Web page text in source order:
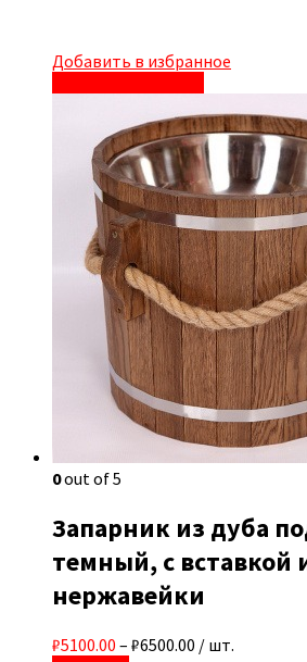
Добавить в избранное
0out of 5
Запарник из дуба
темный, с вставкой
нержавейки
₽5100.00 – ₽6500.00 / шт.